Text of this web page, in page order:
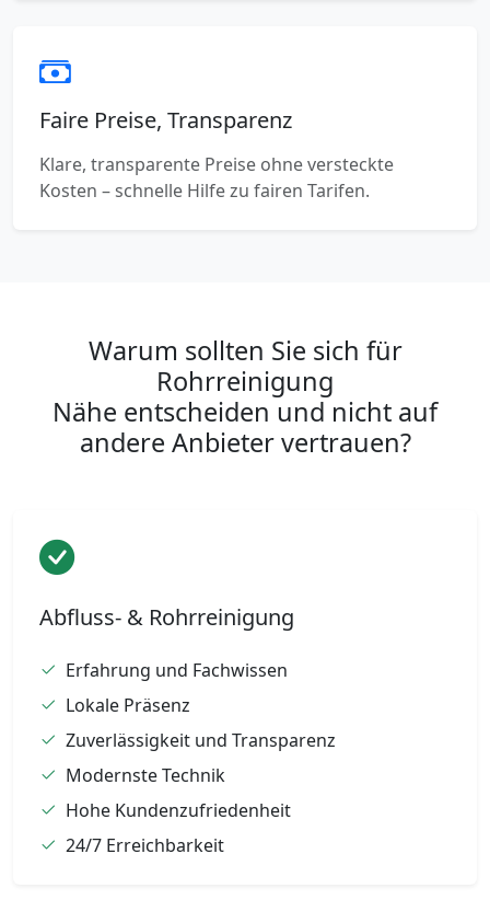
Faire Preise, Transparenz
Klare, transparente Preise ohne versteckte
Kosten – schnelle Hilfe zu fairen Tarifen.
Warum sollten Sie sich für
Rohrreinigung
Nähe entscheiden und nicht auf
andere Anbieter vertrauen?
Abfluss- & Rohrreinigung
Erfahrung und Fachwissen
Lokale Präsenz
Zuverlässigkeit und Transparenz
Modernste Technik
Hohe Kundenzufriedenheit
24/7 Erreichbarkeit